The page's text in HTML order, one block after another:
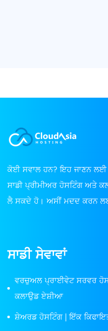
ਕੋਈ ਸਵਾਲ ਹਨ? ਇਹ ਜਾਣਨ ਲਈ
ਸਾਡੀ ਪ੍ਰੀਮੀਅਰ ਹੋਸਟਿੰਗ ਅਤੇ
ਲੈ ਸਕਦੇ ਹੋ। ਅਸੀਂ ਮਦਦ ਕਰਨ
ਸਾਡੀ ਸੇਵਾਵਾਂ
ਵਰਚੁਅਲ ਪ੍ਰਾਈਵੇਟ ਸਰਵਰ
ਕਲਾਉਡ ਏਸ਼ੀਆ
ਸ਼ੇਅਰਡ ਹੋਸਟਿੰਗ | ਇੱਕ